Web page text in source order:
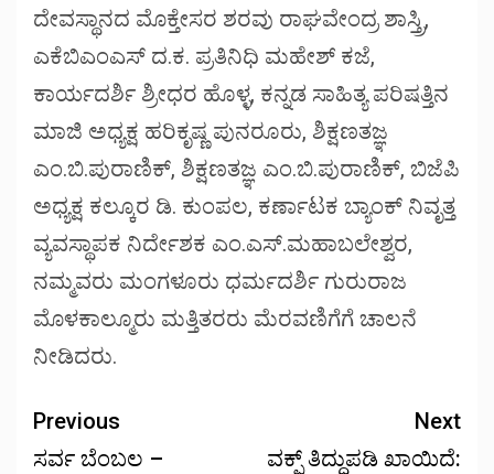
ದೇವಸ್ಥಾನದ ಮೊಕ್ತೇಸರ ಶರವು ರಾಘವೇಂದ್ರ ಶಾಸ್ತ್ರಿ,
ಎಕೆಬಿಎಂಎಸ್ ದ.ಕ. ಪ್ರತಿನಿಧಿ ಮಹೇಶ್ ಕಜೆ,
ಕಾರ್ಯದರ್ಶಿ ಶ್ರೀಧರ ಹೊಳ್ಳ, ಕನ್ನಡ ಸಾಹಿತ್ಯ ಪರಿಷತ್ತಿನ
ಮಾಜಿ ಅಧ್ಯಕ್ಷ ಹರಿಕೃಷ್ಣ ಪುನರೂರು, ಶಿಕ್ಷಣತಜ್ಞ
ಎಂ.ಬಿ.ಪುರಾಣಿಕ್, ಶಿಕ್ಷಣತಜ್ಞ ಎಂ.ಬಿ.ಪುರಾಣಿಕ್, ಬಿಜೆಪಿ
ಅಧ್ಯಕ್ಷ ಕಲ್ಕೂರ ಡಿ. ಕುಂಪಲ, ಕರ್ಣಾಟಕ ಬ್ಯಾಂಕ್ ನಿವೃತ್ತ
ವ್ಯವಸ್ಥಾಪಕ ನಿರ್ದೇಶಕ ಎಂ.ಎಸ್.ಮಹಾಬಲೇಶ್ವರ,
ನಮ್ಮವರು ಮಂಗಳೂರು ಧರ್ಮದರ್ಶಿ ಗುರುರಾಜ
ಮೊಳಕಾಲ್ಮೂರು ಮತ್ತಿತರರು ಮೆರವಣಿಗೆಗೆ ಚಾಲನೆ
ನೀಡಿದರು.
Previous
ಸರ್ವ ಬೆಂಬಲ –
Next
ವಕ್ಫ್ ತಿದ್ದುಪಡಿ ಖಾಯಿದೆ: